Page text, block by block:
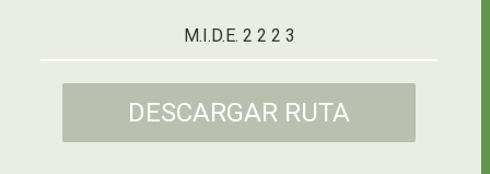
M.I.D.E. 2 2 2 3
DESCARGAR RUTA